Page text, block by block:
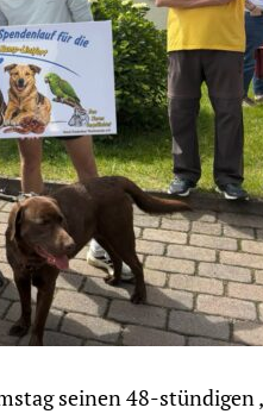
seinen 48-stündigen